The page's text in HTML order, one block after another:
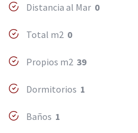
Distancia al Mar 0
Total m2 0
Propios m2 39
Dormitorios 1
Baños 1